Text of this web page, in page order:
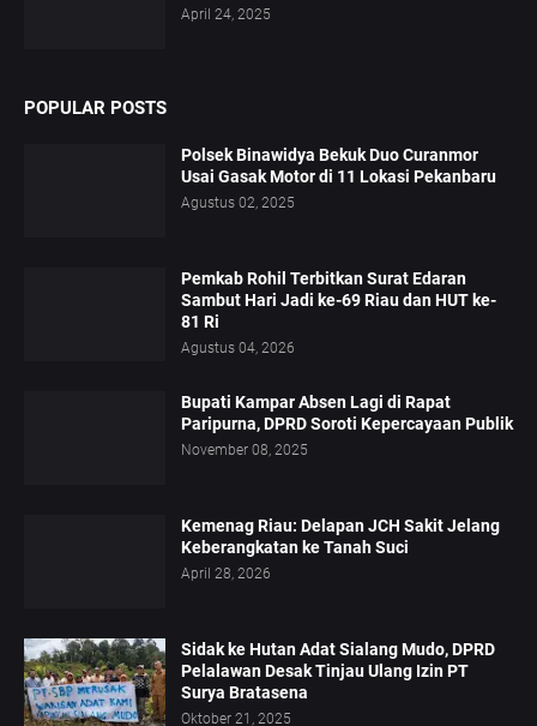
April 24, 2025
POPULAR POSTS
Polsek Binawidya Bekuk Duo Curanmor
Usai Gasak Motor di 11 Lokasi Pekanbaru
Agustus 02, 2025
Pemkab Rohil Terbitkan Surat Edaran
Sambut Hari Jadi ke-69 Riau dan HUT ke-
81 Ri
Agustus 04, 2026
Bupati Kampar Absen Lagi di Rapat
Paripurna, DPRD Soroti Kepercayaan Publik
November 08, 2025
Kemenag Riau: Delapan JCH Sakit Jelang
Keberangkatan ke Tanah Suci
April 28, 2026
Sidak ke Hutan Adat Sialang Mudo, DPRD
Pelalawan Desak Tinjau Ulang Izin PT
Surya Bratasena
Oktober 21, 2025